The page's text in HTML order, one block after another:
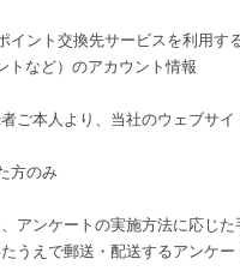
ント交換先サービスを利用す
トなど）のアカウント情報
本人より、当社のウェブサイ
方のみ
ンケートの実施方法に応じた
うえで郵送・配送するアンケ